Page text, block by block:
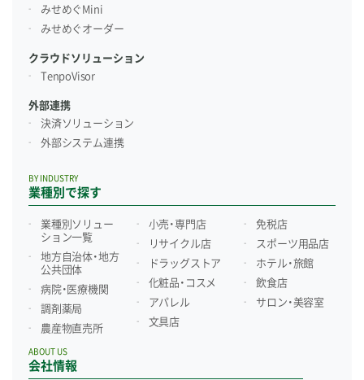
みせめぐMini
みせめぐオーダー
クラウドソリューション
TenpoVisor
外部連携
決済ソリューション
外部システム連携
業種別で探す
BY INDUSTRY
業種別ソリュー
ション一覧
地方自治体・地方
公共団体
病院・医療機関
調剤薬局
農産物直売所
小売・専門店
リサイクル店
ドラッグストア
化粧品・コスメ
アパレル
文具店
免税店
スポーツ用品店
ホテル・旅館
飲食店
サロン・美容室
会社情報
ABOUT US